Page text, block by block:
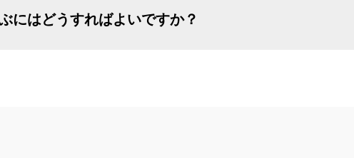
にはどうすればよいですか？